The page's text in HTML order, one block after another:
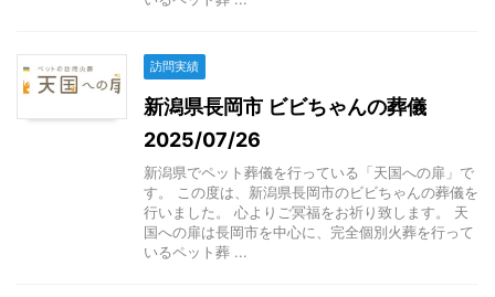
訪問実績
新潟県長岡市 ビビちゃんの葬儀
2025/07/26
新潟県でペット葬儀を行っている「天国への扉」で
す。 この度は、新潟県長岡市のビビちゃんの葬儀を
行いました。 心よりご冥福をお祈り致します。 天
国への扉は長岡市を中心に、完全個別火葬を行って
いるペット葬 ...